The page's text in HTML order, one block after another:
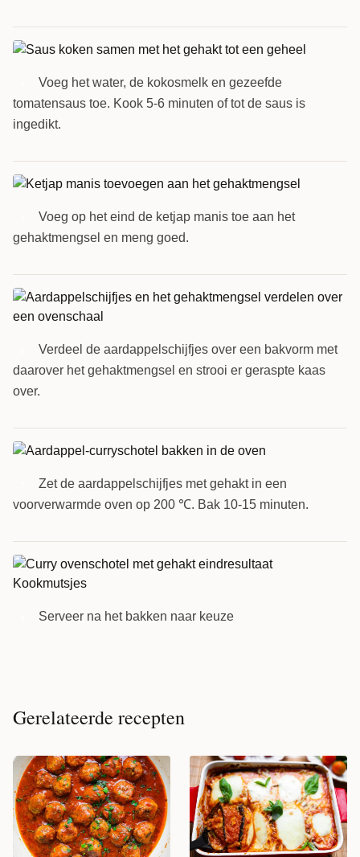
Voeg het water, de kokosmelk en gezeefde
tomatensaus toe. Kook 5-6 minuten of tot de saus is
ingedikt.
Voeg op het eind de ketjap manis toe aan het
gehaktmengsel en meng goed.
Verdeel de aardappelschijfjes over een bakvorm met
daarover het gehaktmengsel en strooi er geraspte kaas
over.
Zet de aardappelschijfjes met gehakt in een
voorverwarmde oven op 200 ℃. Bak 10-15 minuten.
Serveer na het bakken naar keuze
Gerelateerde recepten